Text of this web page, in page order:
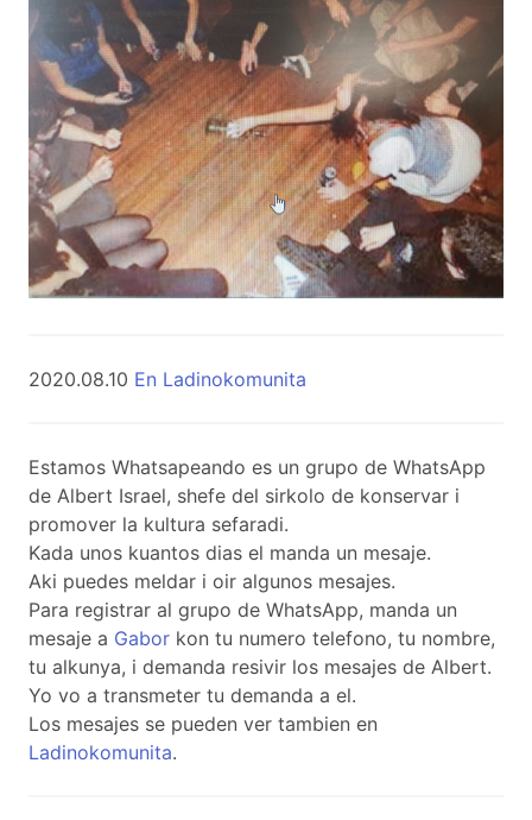
2020.08.10 En Ladinokomunita
Estamos Whatsapeando es un grupo de WhatsApp
de Albert Israel, shefe del sirkolo de konservar i
promover la kultura sefaradi.
Kada unos kuantos dias el manda un mesaje.
Aki puedes meldar i oir algunos mesajes.
Para registrar al grupo de WhatsApp, manda un
mesaje a Gabor kon tu numero telefono, tu nombre,
tu alkunya, i demanda resivir los mesajes de Albert.
Yo vo a transmeter tu demanda a el.
Los mesajes se pueden ver tambien en
Ladinokomunita.